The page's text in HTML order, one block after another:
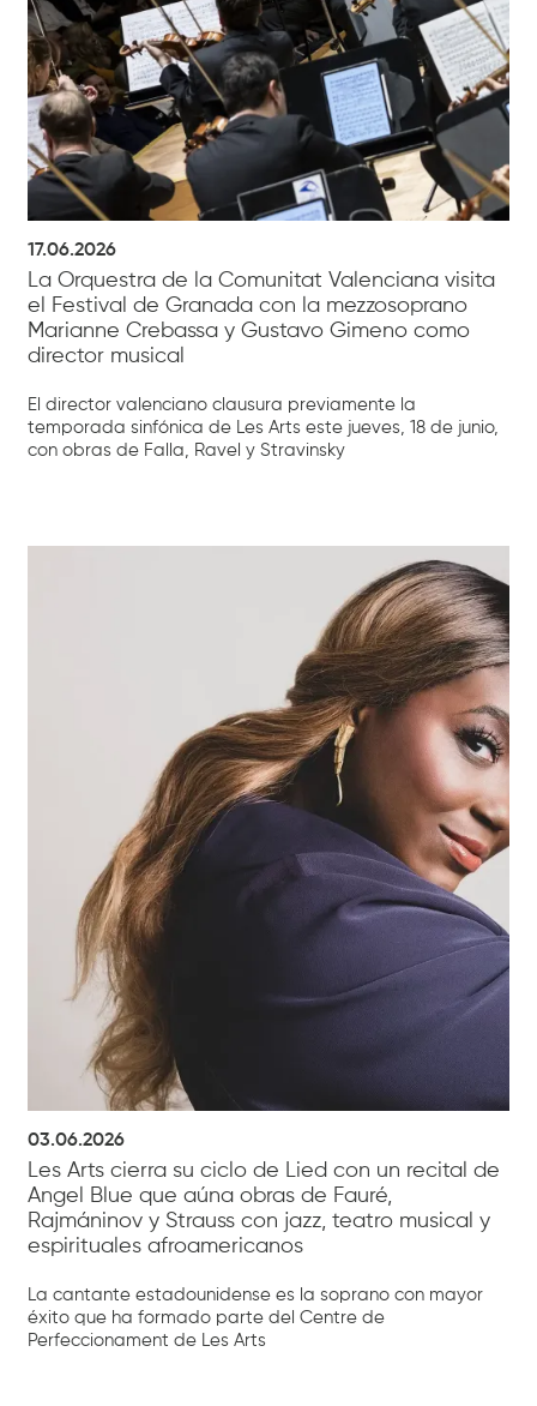
17.06.2026
La Orquestra de la Comunitat Valenciana visita
el Festival de Granada con la mezzosoprano
Marianne Crebassa y Gustavo Gimeno como
director musical
El director valenciano clausura previamente la
temporada sinfónica de Les Arts este jueves, 18 de junio,
con obras de Falla, Ravel y Stravinsky
03.06.2026
Les Arts cierra su ciclo de Lied con un recital de
Angel Blue que aúna obras de Fauré,
Rajmáninov y Strauss con jazz, teatro musical y
espirituales afroamericanos
La cantante estadounidense es la soprano con mayor
éxito que ha formado parte del Centre de
Perfeccionament de Les Arts